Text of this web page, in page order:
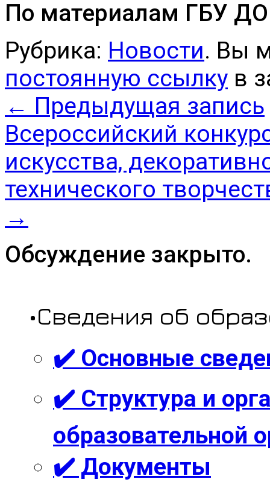
По материалам ГБУ
Рубрика: Новости. Вы
постоянную ссылку в
← Предыдущая запись
Всероссийский
искусства,
технического
→
Обсуждение закрыто.
•Сведения об
✔️ Основные
✔️ Структура и
образовательной
✔️ Документы